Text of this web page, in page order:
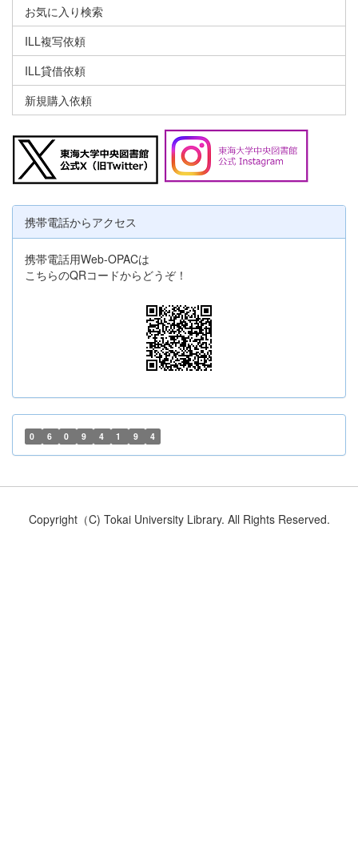
お気に入り検索
ILL複写依頼
ILL貸借依頼
新規購入依頼
携帯電話からアクセス
携帯電話用Web-OPACは
こちらのQRコードからどうぞ！
0 6 0 9 4 1 9 4
Copyright（C) Tokai University Library. All Rights Reserved.